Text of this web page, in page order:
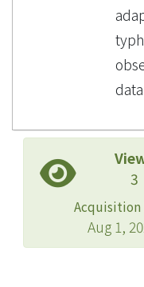
3
Acquisition
Aug 1,